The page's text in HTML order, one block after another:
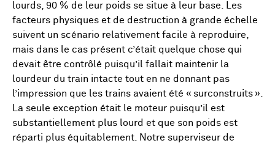
lourds, 90 % de leur poids se situe à leur base. Les
facteurs physiques et de destruction à grande échelle
suivent un scénario relativement facile à reproduire,
mais dans le cas présent c’était quelque chose qui
devait être contrôlé puisqu’il fallait maintenir la
lourdeur du train intacte tout en ne donnant pas
l’impression que les trains avaient été « surconstruits ».
La seule exception était le moteur puisqu’il est
substantiellement plus lourd et que son poids est
réparti plus équitablement. Notre superviseur de